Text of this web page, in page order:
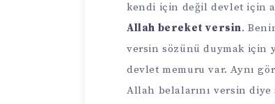
kendi için değil devlet için
Allah bereket versin.
versin sözünü duymak için
devlet memuru var. Aynı
Allah belalarını versin